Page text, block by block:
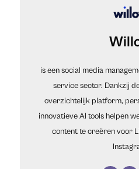
is een social media
service sector. Dankzij
overzichtelijk platform,
innovatieve AI tools helpen
content te creëren voor